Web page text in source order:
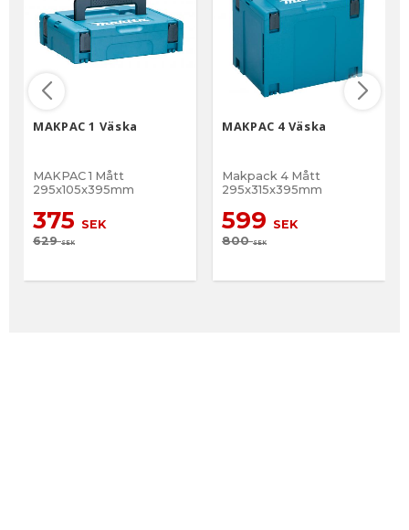
MAKPAC 1 Väska
MAKPAC 1 Mått
295x105x395mm
375 SEK
629SEK
MAKPAC 4 Väska
Makpack 4 Mått
295x315x395mm
599 SEK
800SEK